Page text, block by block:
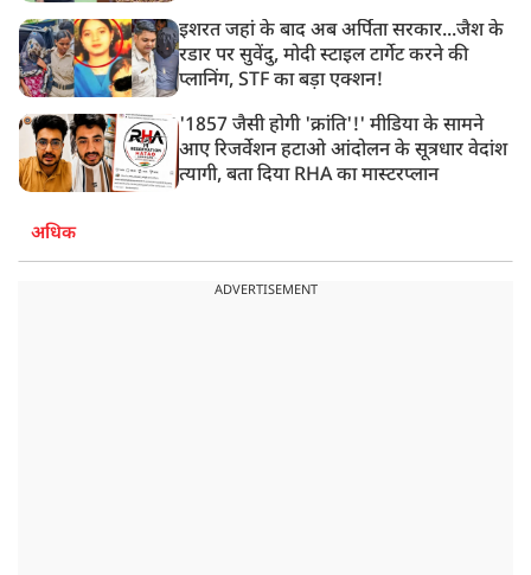
इशरत जहां के बाद अब अर्पिता सरकार...जैश के
रडार पर सुवेंदु, मोदी स्टाइल टार्गेट करने की
प्लानिंग, STF का बड़ा एक्शन!
'1857 जैसी होगी 'क्रांति'!' मीडिया के सामने
आए रिजर्वेशन हटाओ आंदोलन के सूत्रधार वेदांश
त्यागी, बता दिया RHA का मास्टरप्लान
अधिक
ADVERTISEMENT